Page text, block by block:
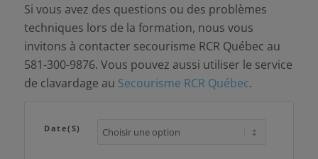
Si vous avez des questions ou des problèmes
techniques lors de la formation, nous vous
invitons à contacter secourisme RCR Québec au
581-300-9876. Vous pouvez aussi utiliser le service
de clavardage au Secourisme RCR Québec.
Date(s)